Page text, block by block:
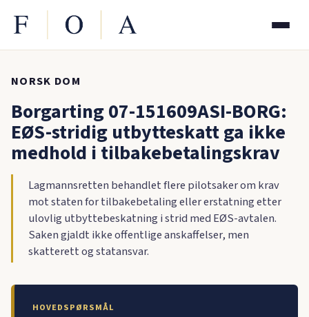
NORSK DOM
Borgarting 07-151609ASI-BORG:
EØS-stridig utbytteskatt ga ikke
medhold i tilbakebetalingskrav
Lagmannsretten behandlet flere pilotsaker om krav
mot staten for tilbakebetaling eller erstatning etter
ulovlig utbyttebeskatning i strid med EØS-avtalen.
Saken gjaldt ikke offentlige anskaffelser, men
skatterett og statansvar.
HOVEDSPØRSMÅL